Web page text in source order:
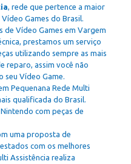
, rede que pertence a maior
Games do Brasil.
de Vídeo Games em Vargem
prestamos um serviço
utilizando sempre as mais
reparo, assim você não
seu Vídeo Game.
Pequenana Rede Multi
qualificada do Brasil.
com peças de
uma proposta de
com os melhores
Assistência realiza